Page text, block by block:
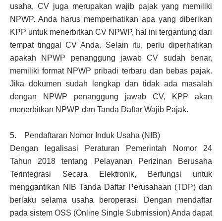
usaha, CV juga merupakan wajib pajak yang memiliki
NPWP. Anda harus memperhatikan apa yang diberikan
KPP untuk menerbitkan CV NPWP, hal ini tergantung dari
tempat tinggal CV Anda. Selain itu, perlu diperhatikan
apakah NPWP penanggung jawab CV sudah benar,
memiliki format NPWP pribadi terbaru dan bebas pajak.
Jika dokumen sudah lengkap dan tidak ada masalah
dengan NPWP penanggung jawab CV, KPP akan
menerbitkan NPWP dan Tanda Daftar Wajib Pajak.
5. Pendaftaran Nomor Induk Usaha (NIB)
Dengan legalisasi Peraturan Pemerintah Nomor 24
Tahun 2018 tentang Pelayanan Perizinan Berusaha
Terintegrasi Secara Elektronik, Berfungsi untuk
menggantikan NIB Tanda Daftar Perusahaan (TDP) dan
berlaku selama usaha beroperasi. Dengan mendaftar
pada sistem OSS (Online Single Submission) Anda dapat